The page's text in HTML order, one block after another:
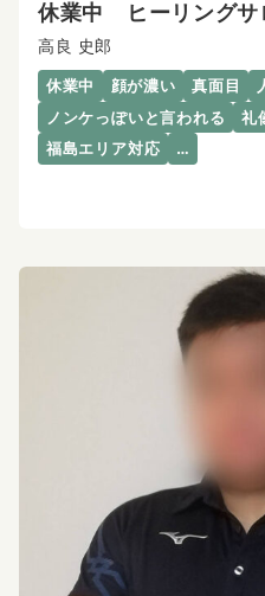
休業中 ヒーリングサ
高良 史郎
休業中 顔が濃い 真面目
ノンケっぽいと言われる
礼
福島エリア対応
…